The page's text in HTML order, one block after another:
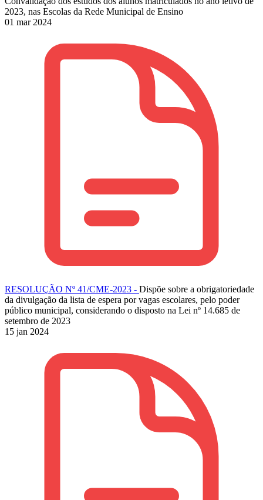
2023, nas Escolas da Rede Municipal de Ensino
01 mar 2024
RESOLUÇÃO Nº 41/CME-2023 - Dispõe sobre a obrigatoriedade
da divulgação da lista de espera por vagas escolares, pelo poder
público municipal, considerando o disposto na Lei nº 14.685 de
setembro de 2023
15 jan 2024